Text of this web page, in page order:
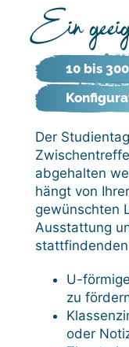
Ein
10 bis
Der
abgehalten
hängt von
gewünschten
Ausstattung
U-
zu
oder